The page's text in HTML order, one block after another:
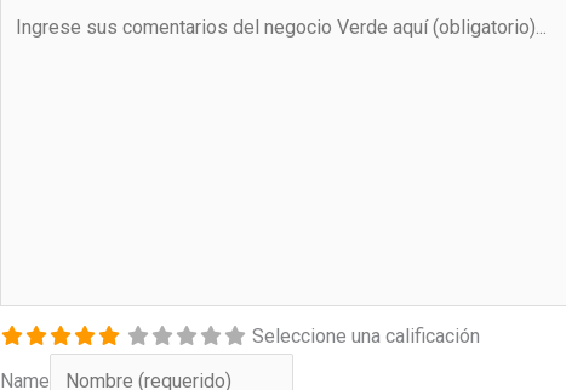
Seleccione una calificación
Name